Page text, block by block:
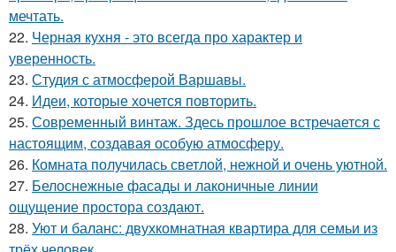
мечтать.
22. Черная кухня - это всегда про характер и
уверенность.
23. Студия с атмосферой Варшавы.
24. Идеи, которые хочется повторить.
25. Современный винтаж. Здесь прошлое встречается с
настоящим, создавая особую атмосферу.
26. Комната получилась светлой, нежной и очень уютной.
27. Белоснежные фасады и лаконичные линии
ощущение простора создают.
28. Уют и баланс: двухкомнатная квартира для семьи из